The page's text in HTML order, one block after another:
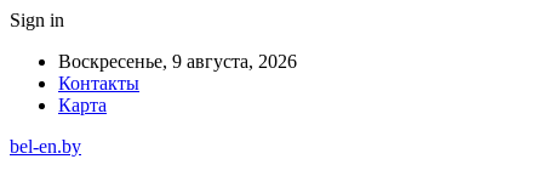
Sign in
Воскресенье, 9 августа, 2026
Контакты
Карта
bel-en.by